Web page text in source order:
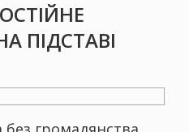
ПІДСТАВІ